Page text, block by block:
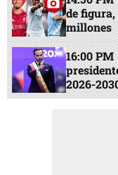
de figura,
millones
16:00 PM
2026-